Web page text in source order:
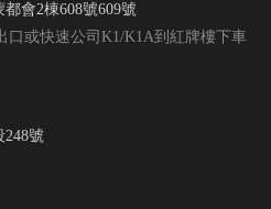
會2棟608號609號
口或快速公司K1/K1A到紅牌樓下車
248號